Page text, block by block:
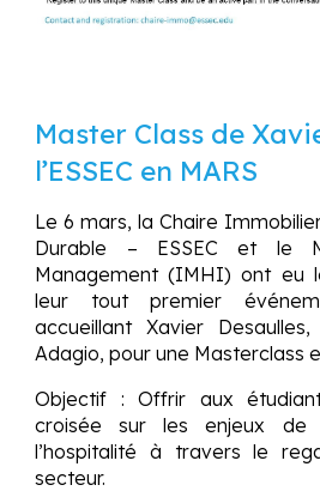
Master Class de
l’ESSEC en MARS
Le 6 mars, la Chaire
Durable – ESSEC et le
Management (IMHI) ont eu
leur tout premier
accueillant Xavier Desaulles,
Adagio, pour une Masterclass
Objectif : Offrir aux
croisée sur les enjeux de
l’hospitalité à travers le
secteur.